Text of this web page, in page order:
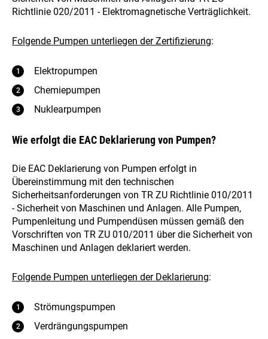
Richtlinie 020/2011 - Elektromagnetische Verträglichkeit.
Folgende Pumpen unterliegen der Zertifizierung:
Elektropumpen
Chemiepumpen
Nuklearpumpen
Wie erfolgt die EAC Deklarierung von Pumpen?
Die EAC Deklarierung von Pumpen erfolgt in
Übereinstimmung mit den technischen
Sicherheitsanforderungen von TR ZU Richtlinie 010/2011
- Sicherheit von Maschinen und Anlagen. Alle Pumpen,
Pumpenleitung und Pumpendüsen müssen gemäß den
Vorschriften von TR ZU 010/2011 über die Sicherheit von
Maschinen und Anlagen deklariert werden.
Folgende Pumpen unterliegen der Deklarierung:
Strömungspumpen
Verdrängungspumpen